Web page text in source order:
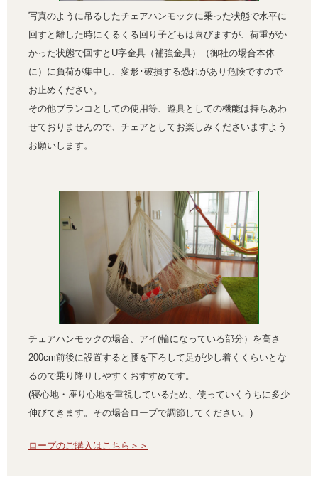
写真のように吊るしたチェアハンモックに乗った状態で水平に
回すと離した時にくるくる回り子どもは喜びますが、荷重がか
かった状態で回すとU字金具（補強金具）（御社の場合本体
に）に負荷が集中し、変形･破損する恐れがあり危険ですので
お止めください。
その他ブランコとしての使用等、遊具としての機能は持ちあわ
せておりませんので、チェアとしてお楽しみくださいますよう
お願いします。
チェアハンモックの場合、アイ(輪になっている部分）を高さ
200cm前後に設置すると腰を下ろして足が少し着くくらいとな
るので乗り降りしやすくおすすめです。
(寝心地・座り心地を重視しているため、使っていくうちに多少
伸びてきます。その場合ロープで調節してください。)
ロープのご購入はこちら＞＞